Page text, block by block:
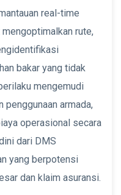
real-time
rute,
bakar yang tidak
mengemudi
armada,
operasional secara
dari DMS
yang berpotensi
dan klaim asuransi.